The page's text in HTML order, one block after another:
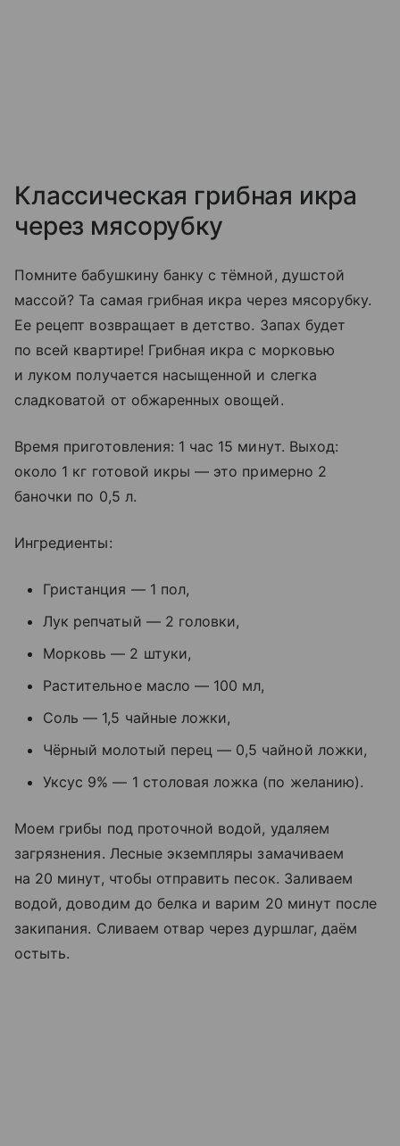
Классическая грибная икра
через мясорубку
Помните бабушкину банку с тёмной, душстой
массой? Та самая грибная икра через мясорубку.
Ее рецепт возвращает в детство. Запах будет
по всей квартире! Грибная икра с морковью
и луком получается насыщенной и слегка
сладковатой от обжаренных овощей.
Время приготовления: 1 час 15 минут. Выход:
около 1 кг готовой икры — это примерно 2
баночки по 0,5 л.
Ингредиенты:
Гристанция — 1 пол,
Лук репчатый — 2 головки,
Морковь — 2 штуки,
Растительное масло — 100 мл,
Соль — 1,5 чайные ложки,
Чёрный молотый перец — 0,5 чайной ложки,
Уксус 9% — 1 столовая ложка (по желанию).
Моем грибы под проточной водой, удаляем
загрязнения. Лесные экземпляры замачиваем
на 20 минут, чтобы отправить песок. Заливаем
водой, доводим до белка и варим 20 минут после
закипания. Сливаем отвар через дуршлаг, даём
остыть.